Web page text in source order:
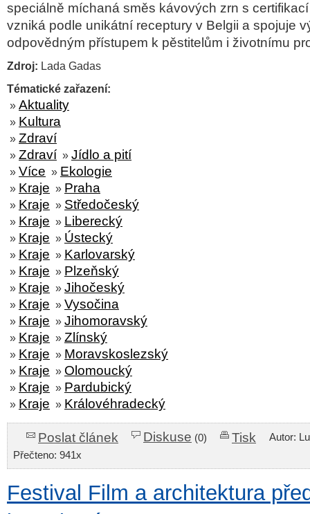
speciálně míchaná směs kávových zrn s
vzniká podle unikátní receptury v Belgii a spojuje
odpovědným přístupem k pěstitelům i životnímu
Zdroj: Lada Gadas
Tématické zařazení:
» Aktuality
» Kultura
» Zdraví
» Zdraví » Jídlo a pití
» Více » Ekologie
» Kraje » Praha
» Kraje » Středočeský
» Kraje » Liberecký
» Kraje » Ústecký
» Kraje » Karlovarský
» Kraje » Plzeňský
» Kraje » Jihočeský
» Kraje » Vysočina
» Kraje » Jihomoravský
» Kraje » Zlínský
» Kraje » Moravskoslezský
» Kraje » Olomoucký
» Kraje » Pardubický
» Kraje » Královéhradecký
Poslat článek Diskuse (0) Tisk
Autor:
Přečteno: 941x
Festival Film a architektura